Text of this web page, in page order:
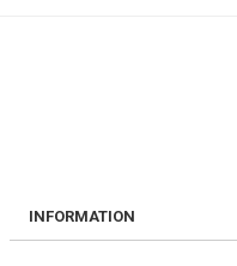
ÖVRIGT
INFORMATION